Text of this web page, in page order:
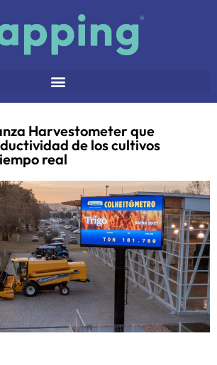
Harvestometer que
de los cultivos
real